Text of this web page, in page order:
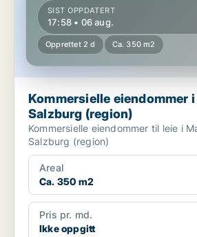
SIST OPPDATERT
17:58 • 06 aug.
Opprettet 2 d Ca. 350 m2
Kommersielle eiendommer
Salzburg (region)
Kommersielle eiendommer til leie i
Salzburg (region)
Areal
Ca. 350 m2
Pris pr. md.
Ikke oppgitt